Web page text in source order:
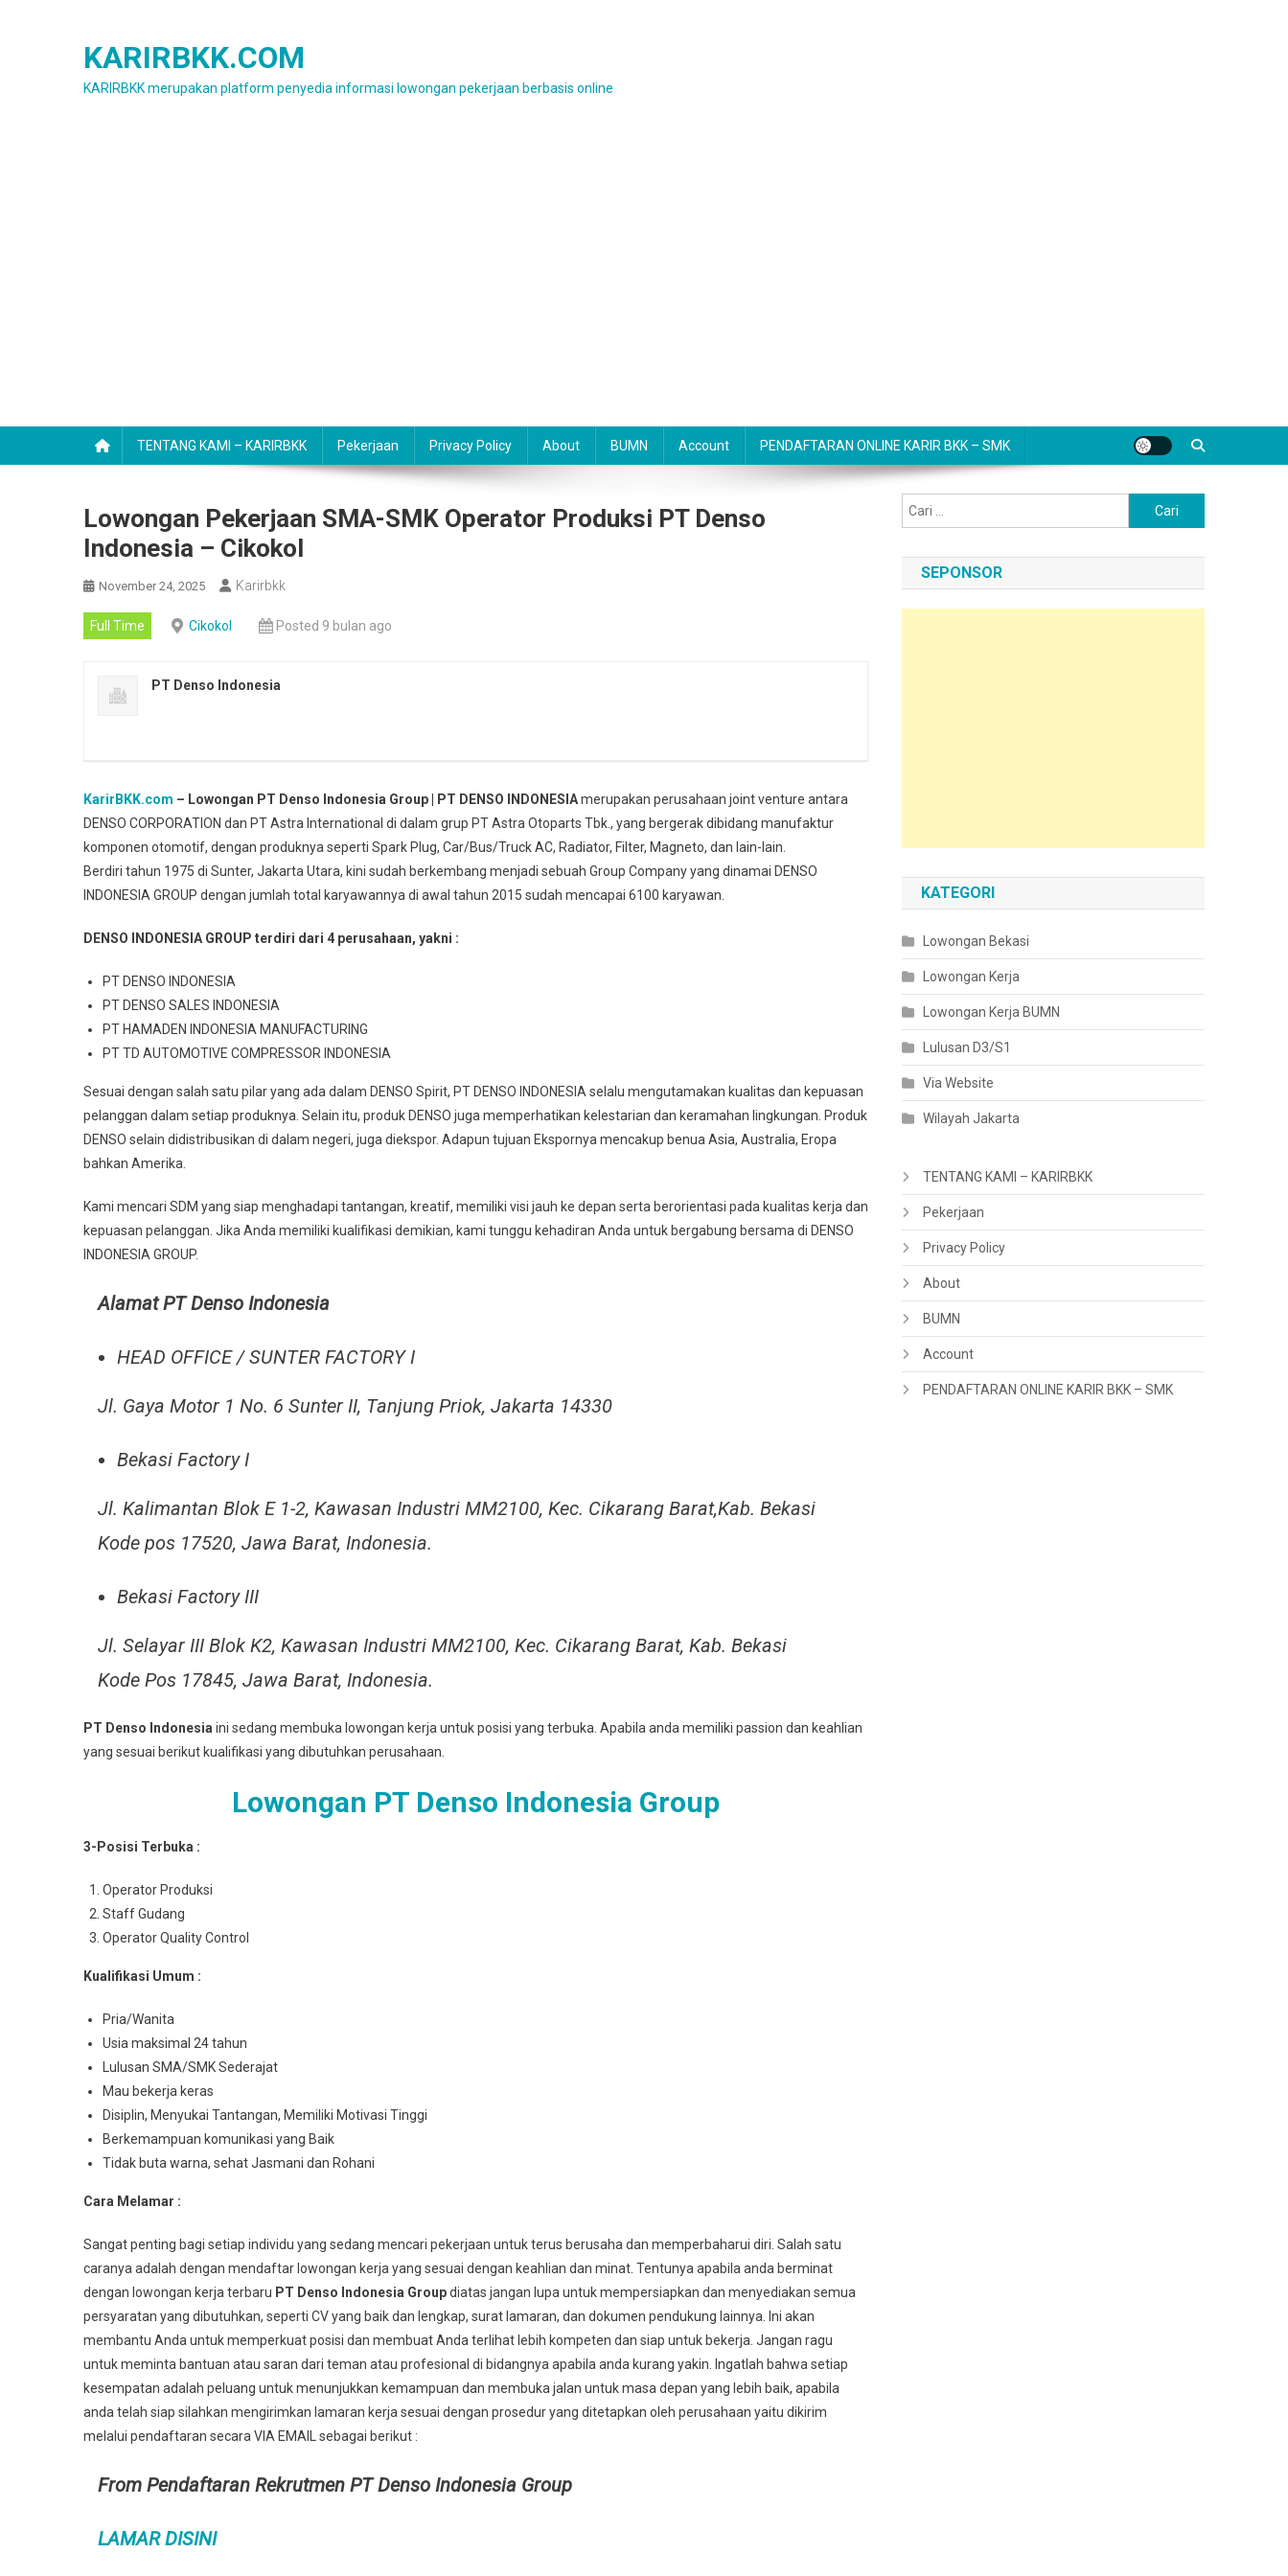
KARIRBKK.COM
KARIRBKK merupakan platform penyedia informasi lowongan pekerjaan berbasis online
TENTANG KAMI – KARIRBKK Pekerjaan Privacy Policy About BUMN Account PENDAFTARAN ONLINE KARIR BKK – SMK
Lowongan Pekerjaan SMA-SMK Operator Produksi PT Denso
Indonesia – Cikokol
November 24, 2025 Karirbkk
Full Time Cikokol Posted 9 bulan ago
PT Denso Indonesia
KarirBKK.com – Lowongan PT Denso Indonesia Group | PT DENSO INDONESIAmerupakan perusahaan joint venture antara
DENSO CORPORATION dan PT Astra International di dalam grup PT Astra Otoparts Tbk., yang bergerak dibidang manufaktur
komponen otomotif, dengan produknya seperti Spark Plug, Car/Bus/Truck AC, Radiator, Filter, Magneto, dan lain-lain.
Berdiri tahun 1975 di Sunter, Jakarta Utara, kini sudah berkembang menjadi sebuah Group Company yang dinamai DENSO
INDONESIA GROUP dengan jumlah total karyawannya di awal tahun 2015 sudah mencapai 6100 karyawan.
DENSO INDONESIA GROUP terdiri dari 4 perusahaan, yakni :
PT DENSO INDONESIA
PT DENSO SALES INDONESIA
PT HAMADEN INDONESIA MANUFACTURING
PT TD AUTOMOTIVE COMPRESSOR INDONESIA
Sesuai dengan salah satu pilar yang ada dalam DENSO Spirit, PT DENSO INDONESIA selalu mengutamakan kualitas dan kepuasan
pelanggan dalam setiap produknya. Selain itu, produk DENSO juga memperhatikan kelestarian dan keramahan lingkungan. Produk
DENSO selain didistribusikan di dalam negeri, juga diekspor. Adapun tujuan Ekspornya mencakup benua Asia, Australia, Eropa
bahkan Amerika.
Kami mencari SDM yang siap menghadapi tantangan, kreatif, memiliki visi jauh ke depan serta berorientasi pada kualitas kerja dan
kepuasan pelanggan. Jika Anda memiliki kualifikasi demikian, kami tunggu kehadiran Anda untuk bergabung bersama di DENSO
INDONESIA GROUP.
Alamat PT Denso Indonesia
HEAD OFFICE / SUNTER FACTORY I
Jl. Gaya Motor 1 No. 6 Sunter II, Tanjung Priok, Jakarta 14330
Bekasi Factory I
Jl. Kalimantan Blok E 1-2, Kawasan Industri MM2100, Kec. Cikarang Barat,Kab. Bekasi
Kode pos 17520, Jawa Barat, Indonesia.
Bekasi Factory III
Jl. Selayar III Blok K2, Kawasan Industri MM2100, Kec. Cikarang Barat, Kab. Bekasi
Kode Pos 17845, Jawa Barat, Indonesia.
PT Denso Indonesia ini sedang membuka lowongan kerja untuk posisi yang terbuka. Apabila anda memiliki passion dan keahlian
yang sesuai berikut kualifikasi yang dibutuhkan perusahaan.
Lowongan PT Denso Indonesia Group
3-Posisi Terbuka :
Operator Produksi
Staff Gudang
Operator Quality Control
Kualifikasi Umum :
Pria/Wanita
Usia maksimal 24 tahun
Lulusan SMA/SMK Sederajat
Mau bekerja keras
Disiplin, Menyukai Tantangan, Memiliki Motivasi Tinggi
Berkemampuan komunikasi yang Baik
Tidak buta warna, sehat Jasmani dan Rohani
Cara Melamar :
Sangat penting bagi setiap individu yang sedang mencari pekerjaan untuk terus berusaha dan memperbaharui diri. Salah satu
caranya adalah dengan mendaftar lowongan kerja yang sesuai dengan keahlian dan minat. Tentunya apabila anda berminat
dengan lowongan kerja terbaru PT Denso Indonesia Groupdiatas jangan lupa untuk mempersiapkan dan menyediakan semua
persyaratan yang dibutuhkan, seperti CV yang baik dan lengkap, surat lamaran, dan dokumen pendukung lainnya. Ini akan
membantu Anda untuk memperkuat posisi dan membuat Anda terlihat lebih kompeten dan siap untuk bekerja. Jangan ragu
untuk meminta bantuan atau saran dari teman atau profesional di bidangnya apabila anda kurang yakin. Ingatlah bahwa setiap
kesempatan adalah peluang untuk menunjukkan kemampuan dan membuka jalan untuk masa depan yang lebih baik, apabila
anda telah siap silahkan mengirimkan lamaran kerja sesuai dengan prosedur yang ditetapkan oleh perusahaan yaitu dikirim
melalui pendaftaran secara VIA EMAIL sebagai berikut :
From Pendaftaran Rekrutmen PT Denso Indonesia Group
LAMAR DISINI
untuk:
SEPONSOR
KATEGORI
Lowongan Bekasi
Lowongan Kerja
Lowongan Kerja BUMN
Lulusan D3/S1
Via Website
Wilayah Jakarta
TENTANG KAMI – KARIRBKK
Pekerjaan
Privacy Policy
About
BUMN
Account
PENDAFTARAN ONLINE KARIR BKK – SMK